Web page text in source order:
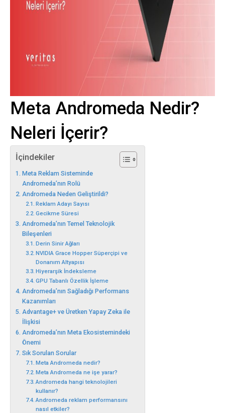
Meta Andromeda Nedir?
Neleri İçerir?
İçindekiler
Meta Reklam Sisteminde
Andromeda’nın Rolü
Andromeda Neden Geliştirildi?
Reklam Adayı Sayısı
Gecikme Süresi
Andromeda’nın Temel Teknolojik
Bileşenleri
Derin Sinir Ağları
NVIDIA Grace Hopper Süperçipi ve
Donanım Altyapısı
Hiyerarşik İndeksleme
GPU Tabanlı Özellik İşleme
Andromeda’nın Sağladığı Performans
Kazanımları
Advantage+ ve Üretken Yapay Zeka ile
İlişkisi
Andromeda’nın Meta Ekosistemindeki
Önemi
Sık Sorulan Sorular
Meta Andromeda nedir?
Meta Andromeda ne işe yarar?
Andromeda hangi teknolojileri
kullanır?
Andromeda reklam performansını
nasıl etkiler?